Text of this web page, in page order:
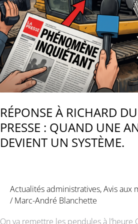
RÉPONSE À RICHARD
PRESSE : QUAND UNE
DEVIENT UN SYSTÈME.
Actualités administratives,Avis aux
/Marc-André Blanchette
On va remettre les pendules à l’heure